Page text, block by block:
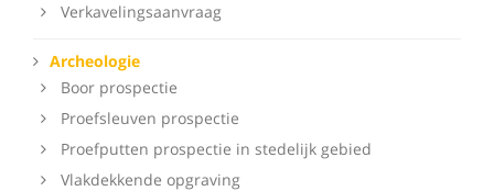
Verkavelingsaanvraag
Archeologie
Boor prospectie
Proefsleuven prospectie
Proefputten prospectie in stedelijk gebied
Vlakdekkende opgraving